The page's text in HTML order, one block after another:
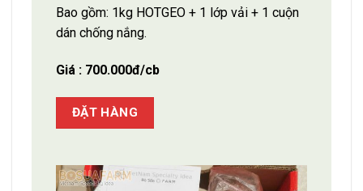
Bao gồm: 1kg HOTGEO + 1 lớp vải + 1 cuộn
dán chống nắng.
Giá : 700.000đ/cb
ĐẶT HÀNG